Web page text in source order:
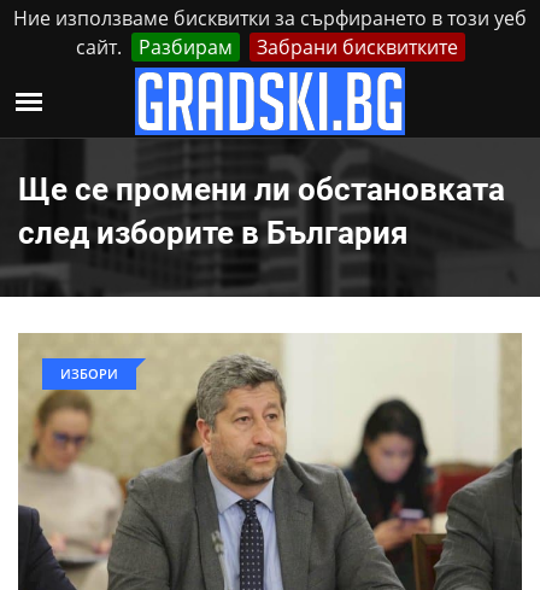
Ние използваме бисквитки за сърфирането в този уеб
сайт.
Разбирам Забрани бисквитките
Събота, 8 Август, 2026 Реклама Контакти
Ще се промени ли обстановката
след изборите в България
ИЗБОРИ